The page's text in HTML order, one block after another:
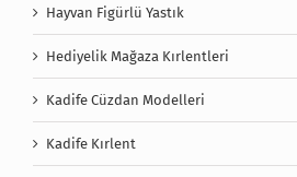
Hayvan Figürlü Yastık
Hediyelik Mağaza Kırlentleri
Kadife Cüzdan Modelleri
Kadife Kırlent